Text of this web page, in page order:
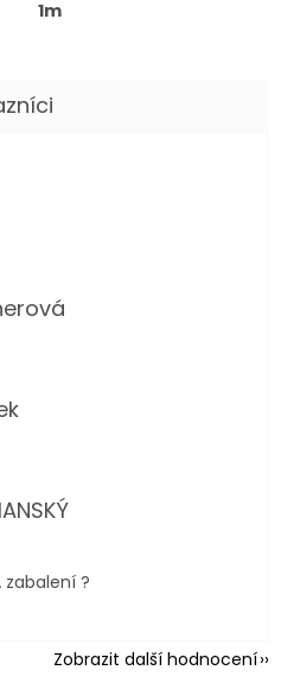
1m
je 5 z 5 hvězdiček.
je 5 z 5 hvězdiček.
je 5 z 5 hvězdiček.
je 5 z 5 hvězdiček.
zabalení ?
Zobrazit další hodnocení